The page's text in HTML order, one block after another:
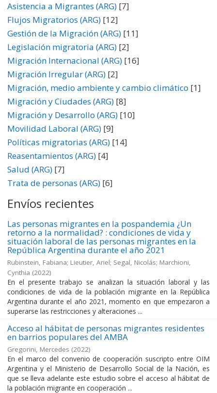
Asistencia a Migrantes (ARG) [7]
Flujos Migratorios (ARG) [12]
Gestión de la Migración (ARG) [11]
Legislación migratoria (ARG) [2]
Migración Internacional (ARG) [16]
Migración Irregular (ARG) [2]
Migración, medio ambiente y cambio climático [1]
Migración y Ciudades (ARG) [8]
Migración y Desarrollo (ARG) [10]
Movilidad Laboral (ARG) [9]
Políticas migratorias (ARG) [14]
Reasentamientos (ARG) [4]
Salud (ARG) [7]
Trata de personas (ARG) [6]
Envíos recientes
Las personas migrantes en la pospandemia ¿Un
retorno a la normalidad? : condiciones de vida y
situación laboral de las personas migrantes en la
República Argentina durante el año 2021
Rubinstein, Fabiana; Lieutier, Ariel; Segal, Nicolás; Marchioni,
Cynthia (2022)
En el presente trabajo se analizan la situación laboral y las
condiciones de vida de la población migrante en la República
Argentina durante el año 2021, momento en que empezaron a
superarse las restricciones y alteraciones ...
Acceso al hábitat de personas migrantes residentes
en barrios populares del AMBA
Gregorini, Mercedes (2022)
En el marco del convenio de cooperación suscripto entre OIM
Argentina y el Ministerio de Desarrollo Social de la Nación, es
que se lleva adelante este estudio sobre el acceso al hábitat de
la población migrante en cooperación ...